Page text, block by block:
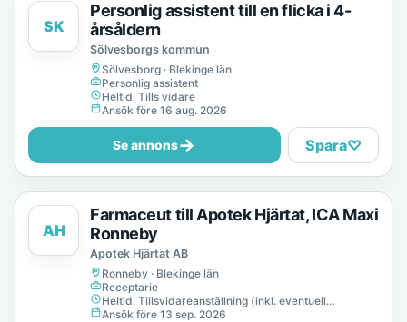
SK
Personlig assistent till en flicka i 4-
årsåldern
Sölvesborgs kommun
Sölvesborg · Blekinge län
Personlig assistent
Heltid, Tills vidare
Ansök före 16 aug. 2026
Se annons→ Spara♡
AH
Farmaceut till Apotek Hjärtat, ICA Maxi
Ronneby
Apotek Hjärtat AB
Ronneby · Blekinge län
Receptarie
Heltid, Tillsvidareanställning (inkl. eventuell
provanställning), Tills vidare
Ansök före 13 sep. 2026